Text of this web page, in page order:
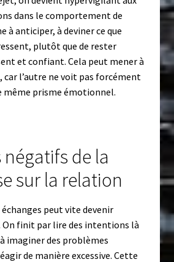
dans le comportement de
à anticiper, à deviner ce que
plutôt que de rester
et confiant. Cela peut mener à
car l’autre ne voit pas forcément
même prisme émotionnel.
négatifs de la
sur la relation
peut vite devenir
finit par lire des intentions là
à imaginer des problèmes
de manière excessive. Cette